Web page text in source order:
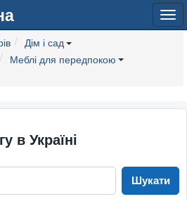
Дім і сад
Меблі для передпокою
в Україні
Шукати